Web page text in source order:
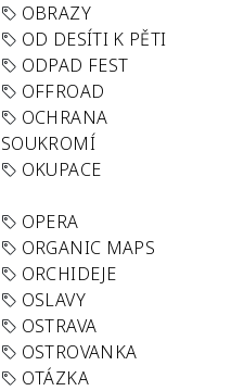
OBRAZY
OD DESÍTI K PĚTI
ODPAD FEST
OFFROAD
OCHRANA
SOUKROMÍ
OKUPACE
OPERA
ORGANIC MAPS
ORCHIDEJE
OSLAVY
OSTRAVA
OSTROVANKA
OTÁZKA